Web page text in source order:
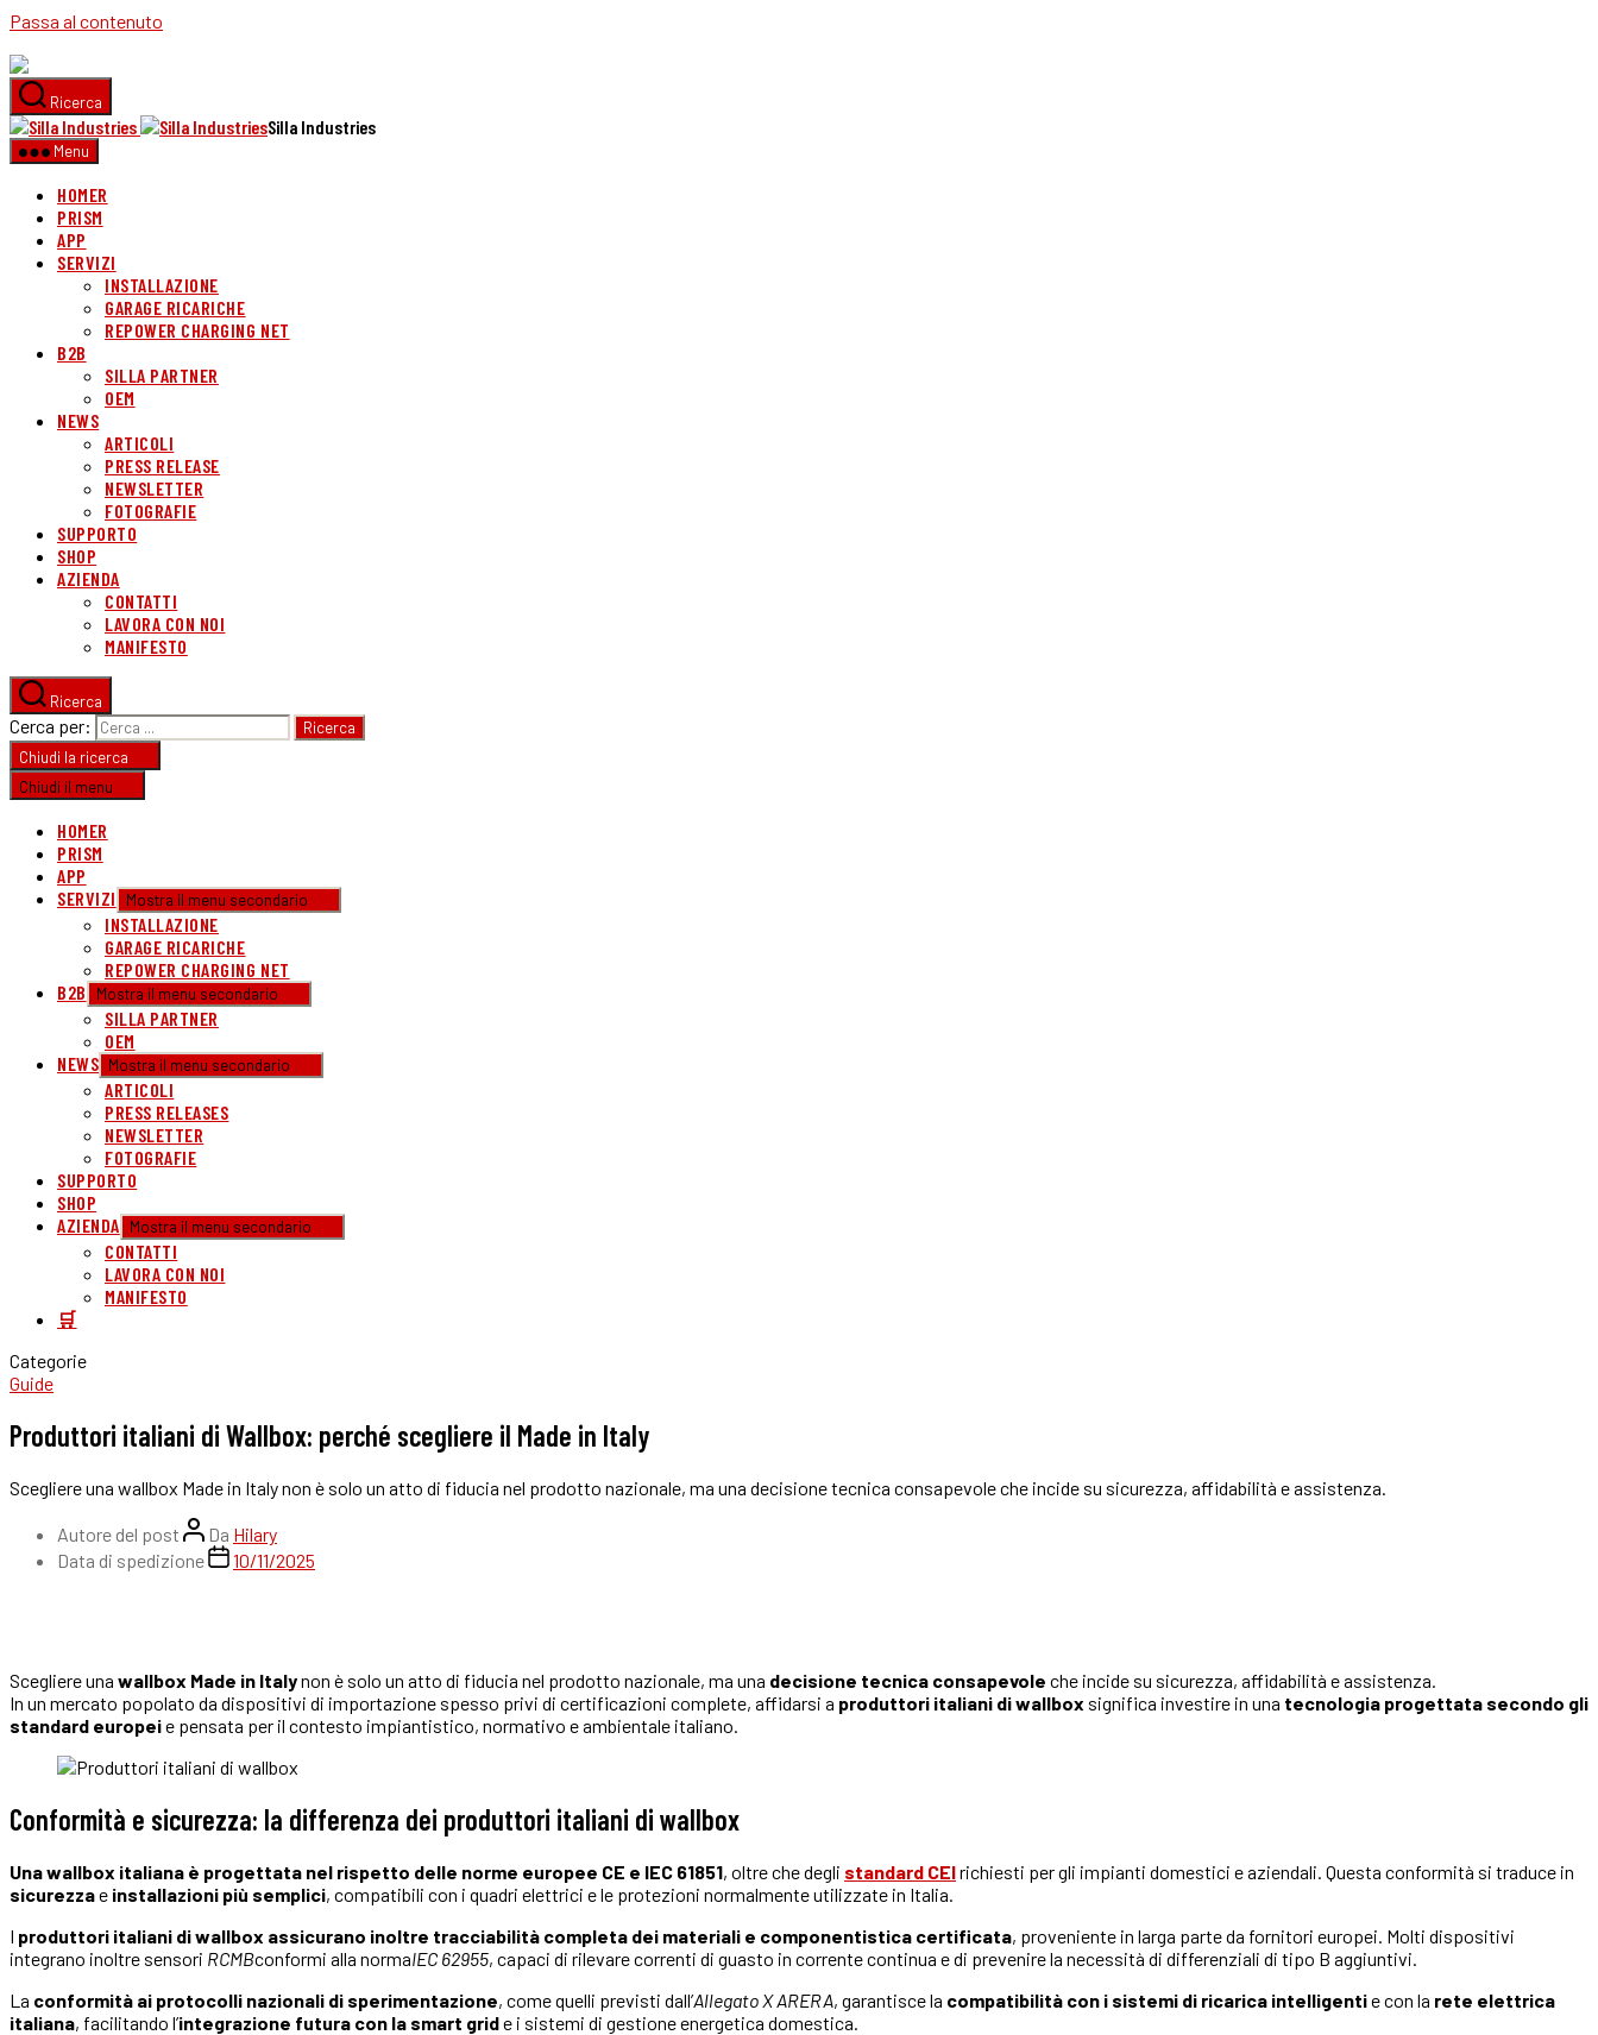
Passa al contenuto
Ricerca
Silla Industries
Menu
HOMER
PRISM
APP
SERVIZI
INSTALLAZIONE
GARAGE RICARICHE
REPOWER CHARGING NET
B2B
SILLA PARTNER
OEM
NEWS
ARTICOLI
PRESS RELEASE
NEWSLETTER
FOTOGRAFIE
SUPPORTO
SHOP
AZIENDA
CONTATTI
LAVORA CON NOI
MANIFESTO
Ricerca
Cerca per:
Chiudi la ricerca
Chiudi il menu
HOMER
PRISM
APP
SERVIZI
Mostra il menu secondario
INSTALLAZIONE
GARAGE RICARICHE
REPOWER CHARGING NET
B2B
Mostra il menu secondario
SILLA PARTNER
OEM
NEWS Mostra il menu secondario
ARTICOLI
PRESS RELEASES
NEWSLETTER
FOTOGRAFIE
SUPPORTO
SHOP
AZIENDA
Mostra il menu secondario
CONTATTI
LAVORA CON NOI
MANIFESTO
🛒
Categorie
Guide
Produttori italiani di Wallbox: perché scegliere il Made in Italy
Scegliere una wallbox Made in Italy non è solo un atto di fiducia nel prodotto nazionale, ma una decisione tecnica consapevole che incide su sicurezza, affidabilità e assistenza.
Autore del post Da Hilary
Data di spedizione
10/11/2025
Scegliere una wallbox Made in Italynon è solo un atto di fiducia nel prodotto nazionale, ma una decisione tecnica consapevole che incide su sicurezza, affidabilità e assistenza.
In un mercato popolato da dispositivi di importazione spesso privi di certificazioni complete, affidarsi a produttori italiani di wallbox significa investire in una tecnologia progettata secondo gli
standard europeie pensata per il contesto impiantistico, normativo e ambientale italiano.
Conformità e sicurezza: la differenza dei produttori italiani di wallbox
Una wallbox italiana è progettata nel rispetto delle norme europee CE e IEC 61851, oltre che degli standard CEIrichiesti per gli impianti domestici e aziendali. Questa conformità si traduce in
sicurezzae installazioni più semplici, compatibili con i quadri elettrici e le protezioni normalmente utilizzate in Italia.
I produttori italiani di wallbox assicurano inoltre tracciabilità completa dei materiali e componentistica certificata, proveniente in larga parte da fornitori europei. Molti dispositivi
integrano inoltre sensori RCMBconformi alla normaIEC 62955, capaci di rilevare correnti di guasto in corrente continua e di prevenire la necessità di differenziali di tipo B aggiuntivi.
La conformità ai protocolli nazionali di sperimentazione, come quelli previsti dall’Allegato X ARERA, garantisce la compatibilità con i sistemi di ricarica intelligentie con la rete elettrica
italiana, facilitando l’integrazione futura con la smart gride i sistemi di gestione energetica domestica.